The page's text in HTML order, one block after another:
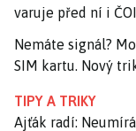
varuje před ní i ČOI
Nemáte signál?
SIM kartu. Nový
TIPY A TRIKY
Ajťák radí: